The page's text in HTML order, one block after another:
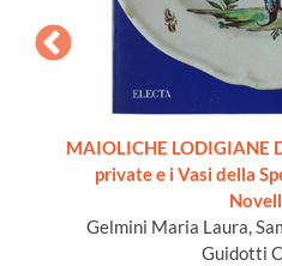
MAIOLICHE LODIGIANE
private e i Vasi della
Gelmini Maria Laura,
Guidotti